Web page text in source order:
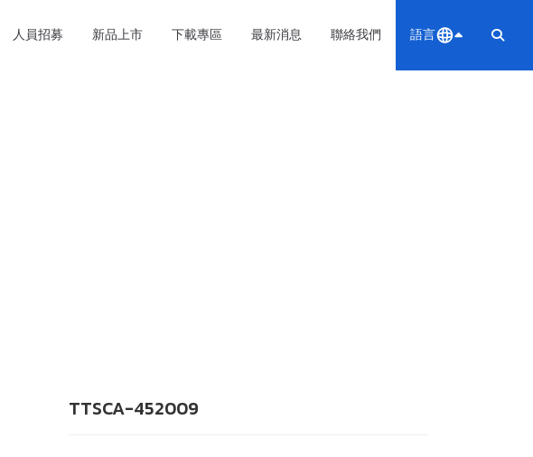
人員招募 新品上市 下載專區 最新消息 聯絡我們 語言
TTSCA-452009